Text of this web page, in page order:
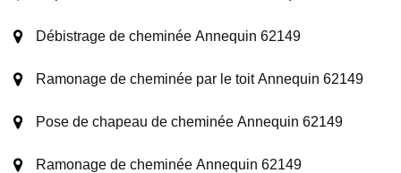
Débistrage de cheminée Annequin 62149
Ramonage de cheminée par le toit Annequin 62149
Pose de chapeau de cheminée Annequin 62149
Ramonage de cheminée Annequin 62149